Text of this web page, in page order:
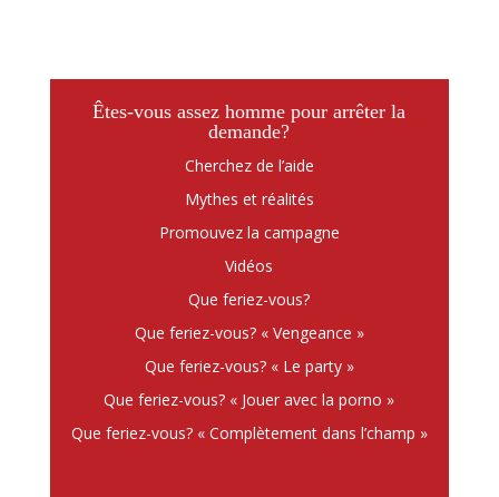
Êtes-vous assez homme pour arrêter la
demande?
Cherchez de l’aide
Mythes et réalités
Promouvez la campagne
Vidéos
Que feriez-vous?
Que feriez-vous? « Vengeance »
Que feriez-vous? « Le party »
Que feriez-vous? « Jouer avec la porno »
Que feriez-vous? « Complètement dans l’champ »